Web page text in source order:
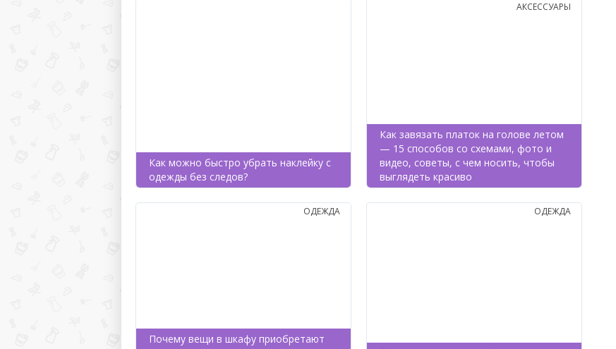
Как можно быстро убрать наклейку с
одежды без следов?
Как завязать платок на голове летом
— 15 способов со схемами, фото и
видео, советы, с чем носить, чтобы
выглядеть красиво
АКСЕССУАРЫ
Почему вещи в шкафу приобретают
ОДЕЖДА ОДЕЖДА